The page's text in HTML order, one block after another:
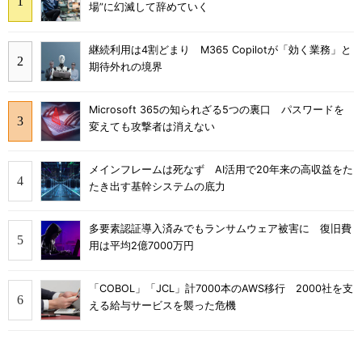
場”に幻滅して辞めていく
継続利用は4割どまり M365 Copilotが「効く業務」と
期待外れの境界
Microsoft 365の知られざる5つの裏口 パスワードを
変えても攻撃者は消えない
メインフレームは死なず AI活用で20年来の高収益をた
たき出す基幹システムの底力
多要素認証導入済みでもランサムウェア被害に 復旧費
用は平均2億7000万円
「COBOL」「JCL」計7000本のAWS移行 2000社を支
える給与サービスを襲った危機